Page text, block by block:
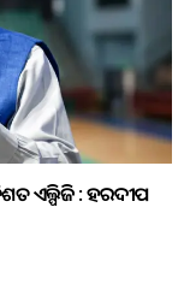
ଏଲ୍ପିଜି : ହରଦୀପ